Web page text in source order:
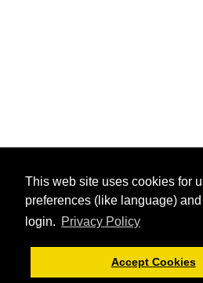
This web site uses cookies for
preferences (like language)
login. Privacy Policy
Accept Cookies